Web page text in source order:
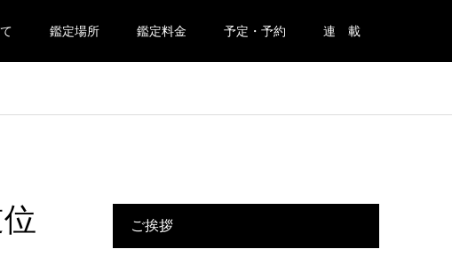
鑑定場所 鑑定料金 予定・予約 連 載
ご挨拶